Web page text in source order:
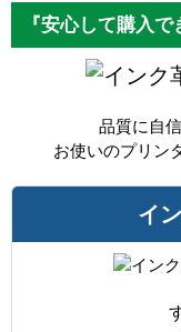
『安心して購入
品質に自
お使いのプリン
イ